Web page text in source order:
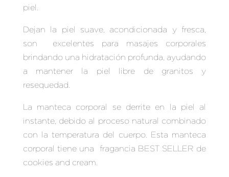
piel.
Dejan la piel suave, acondicionada y fresca,
son excelentes para masajes corporales
brindando una hidratación profunda, ayudando
a mantener la piel libre de granitos y
resequedad.
La manteca corporal se derrite en la piel al
instante, debido al proceso natural combinado
con la temperatura del cuerpo. Esta manteca
corporal tiene una fragancia BEST SELLER de
cookies and cream.